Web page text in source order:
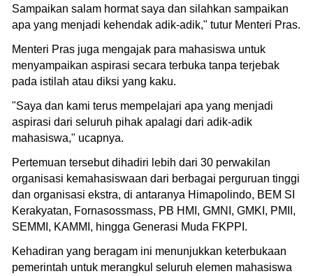
Sampaikan salam hormat saya dan silahkan sampaikan
apa yang menjadi kehendak adik-adik," tutur Menteri Pras.
Menteri Pras juga mengajak para mahasiswa untuk
menyampaikan aspirasi secara terbuka tanpa terjebak
pada istilah atau diksi yang kaku.
"Saya dan kami terus mempelajari apa yang menjadi
aspirasi dari seluruh pihak apalagi dari adik-adik
mahasiswa," ucapnya.
Pertemuan tersebut dihadiri lebih dari 30 perwakilan
organisasi kemahasiswaan dari berbagai perguruan tinggi
dan organisasi ekstra, di antaranya Himapolindo, BEM SI
Kerakyatan, Fornasossmass, PB HMI, GMNI, GMKI, PMII,
SEMMI, KAMMI, hingga Generasi Muda FKPPI.
Kehadiran yang beragam ini menunjukkan keterbukaan
pemerintah untuk merangkul seluruh elemen mahasiswa